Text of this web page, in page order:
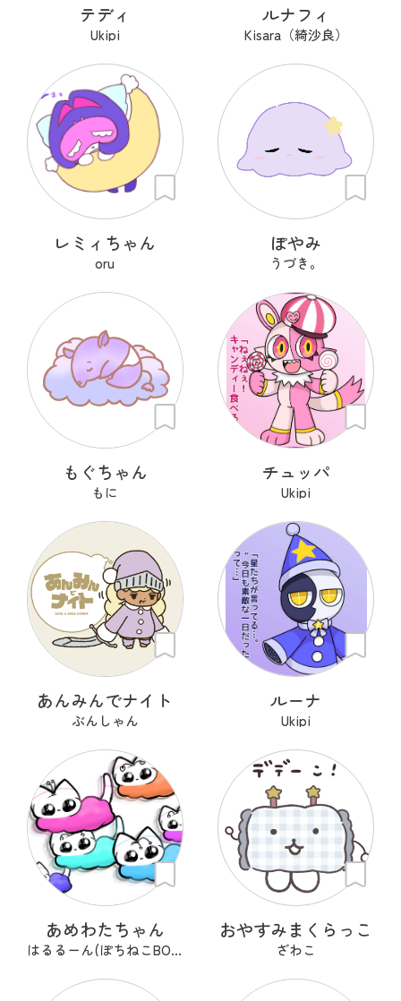
テディ
Ukipi
ルナフィ
Kisara（綺沙良）
レミィちゃん
oru
ぽやみ
うづき。
もぐちゃん
もに
チュッパ
Ukipi
あんみんでナイト
ぶんしゃん
ルーナ
Ukipi
あめわたちゃん
はるるーん(ぽちねこBOOKS)
おやすみまくらっこ
ざわこ